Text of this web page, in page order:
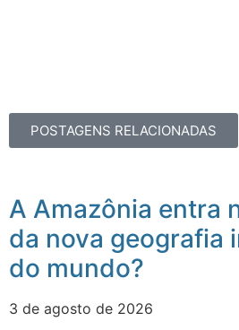
POSTAGENS RELACIONADAS
A Amazônia entra
da nova geografia
do mundo?
3 de agosto de 2026